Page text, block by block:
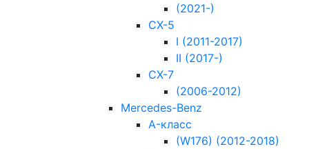
(2021-)
CX-5
I (2011-2017)
II (2017-)
CX-7
(2006-2012)
Mercedes-Benz
A-класс
(W176) (2012-2018)